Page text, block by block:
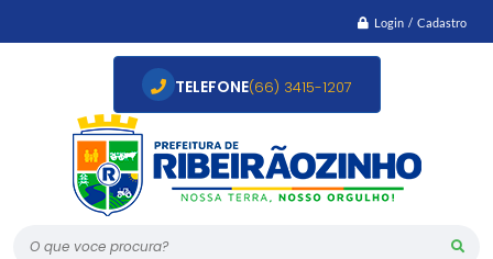
Login / Cadastro
O que voce procura?
TELEFONE(66) 3415-1207